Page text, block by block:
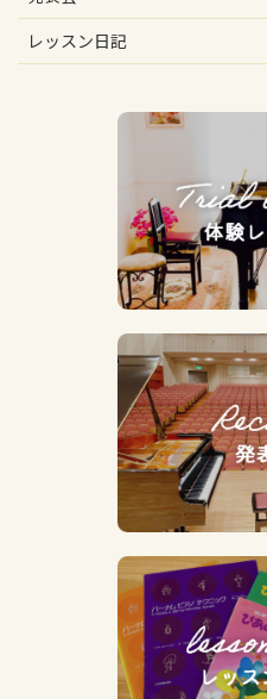
レッスン日記